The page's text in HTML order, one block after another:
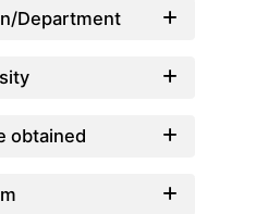
Department
obtained